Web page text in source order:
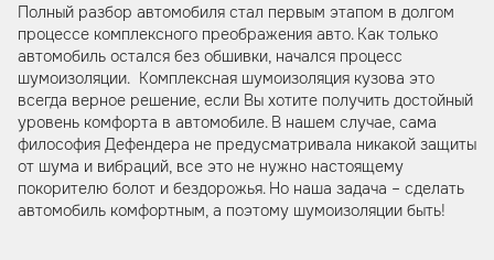
Полный разбор автомобиля стал первым этапом в долгом
процессе комплексного преображения авто. Как только
автомобиль остался без обшивки, начался процесс
шумоизоляции. Комплексная шумоизоляция кузова это
всегда верное решение, если Вы хотите получить достойный
уровень комфорта в автомобиле. В нашем случае, сама
философия Дефендера не предусматривала никакой защиты
от шума и вибраций, все это не нужно настоящему
покорителю болот и бездорожья. Но наша задача – сделать
автомобиль комфортным, а поэтому шумоизоляции быть!